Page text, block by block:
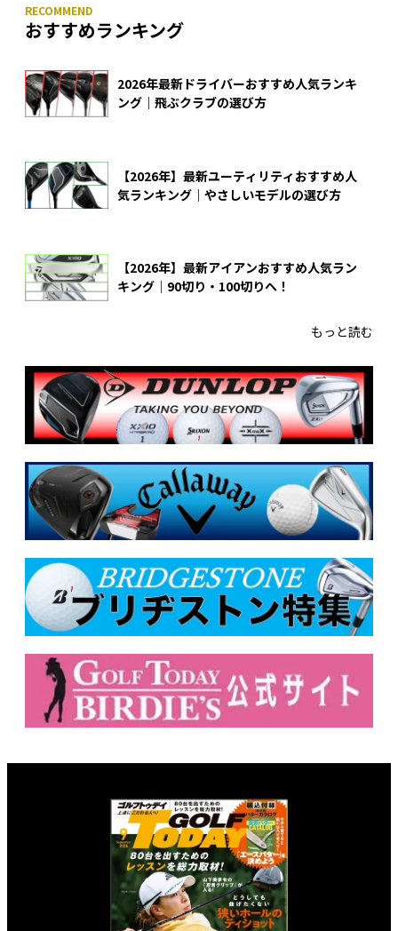
おすすめランキング
2026年最新ドライバーおすすめ人気ランキ
ング｜飛ぶクラブの選び方
【2026年】最新ユーティリティおすすめ人
気ランキング｜やさしいモデルの選び方
【2026年】最新アイアンおすすめ人気ラン
キング｜90切り・100切りへ！
もっと読む